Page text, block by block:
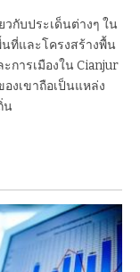
วกับประเด็นต่างๆ ใน
ที่และโครงสร้างพื้น
การเมืองใน Cianjur
งเขาถือเป็นแหล่ง
น